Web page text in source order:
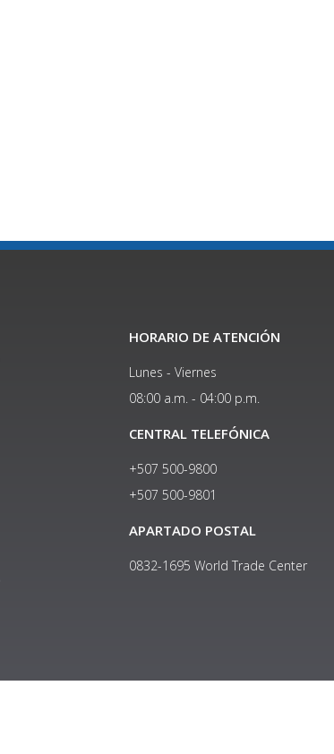
HORARIO DE ATENCIÓN
Lunes - Viernes
08:00 a.m. - 04:00 p.m.
CENTRAL TELEFÓNICA
+507 500-9800
+507 500-9801​
APARTADO POSTAL
0832-1695 World Trade Center